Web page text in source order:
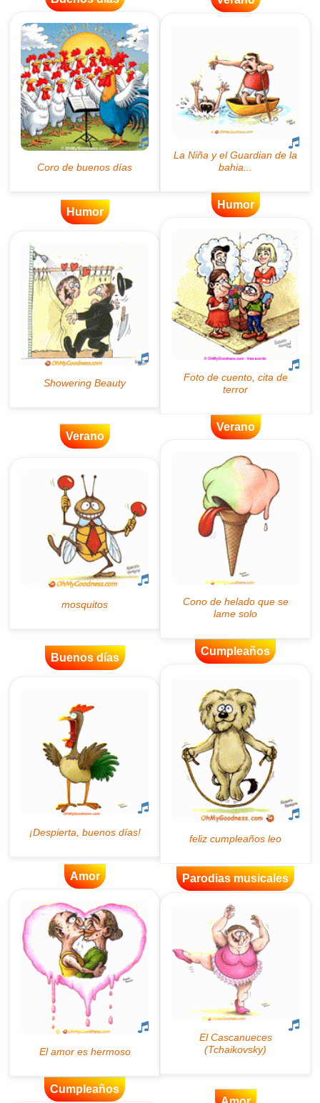
Humor
Humor
Verano
Verano
Buenos días
Cumpleaños
Amor Parodias musicales
Cumpleaños